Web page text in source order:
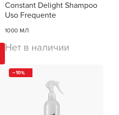
Constant Delight Shampoo
Uso Frequente
1000 МЛ
Нет в наличии
10